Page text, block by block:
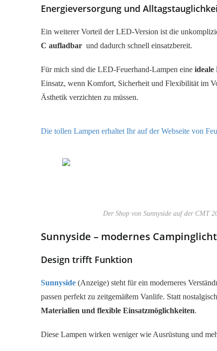
Energieversorgung und
Ein weiterer Vorteil der LED-Version ist die
C aufladbar und dadurch schnell einsatzbereit.
Für mich sind die LED-Feuerhand-Lampen eine ideale
Einsatz, wenn Komfort, Sicherheit und Flexibilität im
Ästhetik verzichten zu müssen.
Die tollen Lampen erhaltet Ihr auf der Webseite von
Der Shop von Sunnyside auf der CMT
Sunnyside – modernes
Design trifft Funktion
Sunnyside (Anzeige) steht für ein moderneres
passen perfekt zu zeitgemäßem Vanlife. Statt
Materialien und flexible Einsatzmöglichkeiten.
Diese Lampen wirken weniger wie Ausrüstung und